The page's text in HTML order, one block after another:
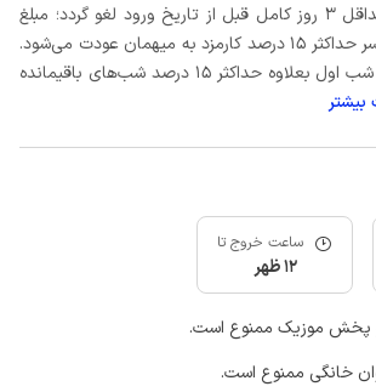
در صورتی که رزرو، حداقل 3 روز کامل قبل از تاریخ ورود لغو گردد؛ مبلغ
صورتحساب پس از کسر حداکثر 15 درصد کارمزد به میهمان عودت می‌شود.
در غیر اینصورت اجاره شب اول بعلاوه حداکثر 15 درصد شب‌های باقیمانده
ساعت خروج تا
12 ظهر
و پخش موزیک ممنوع است.
خانگی ممنوع است.